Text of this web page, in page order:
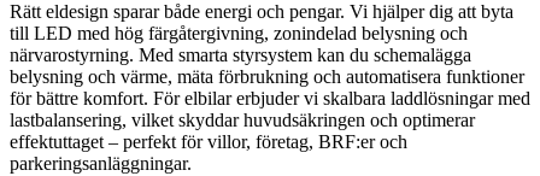
Rätt eldesign sparar både energi och pengar. Vi hjälper dig att byta
till LED med hög färgåtergivning, zonindelad belysning och
närvarostyrning. Med smarta styrsystem kan du schemalägga
belysning och värme, mäta förbrukning och automatisera funktioner
för bättre komfort. För elbilar erbjuder vi skalbara laddlösningar med
lastbalansering, vilket skyddar huvudsäkringen och optimerar
effektuttaget – perfekt för villor, företag, BRF:er och
parkeringsanläggningar.